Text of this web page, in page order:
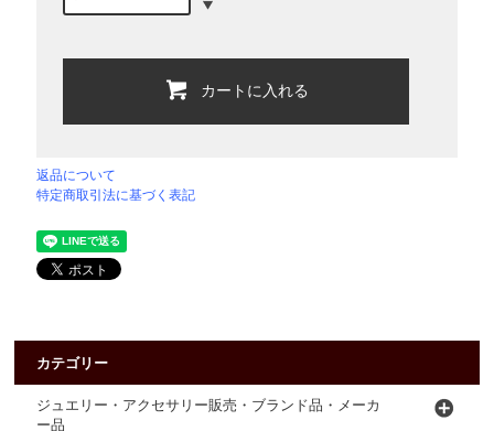
カートに入れる
返品について
特定商取引法に基づく表記
カテゴリー
ジュエリー・アクセサリー販売・ブランド品・メーカ
ー品